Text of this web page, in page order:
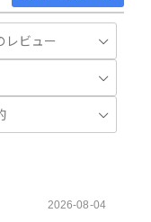
2026-08-04